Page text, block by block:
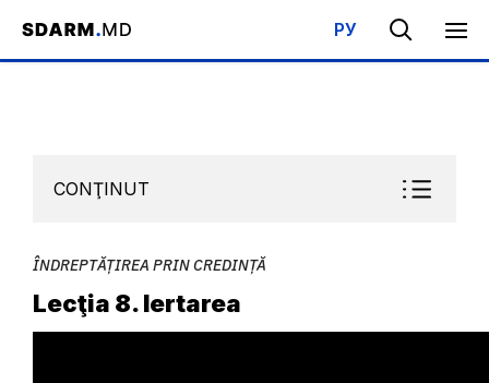
РУ
Acasa / Bibliotecă / Şcoala de Sabat / Îndreptățirea prin credință
CONŢINUT
ÎNDREPTĂȚIREA PRIN CREDINȚĂ
Lecţia 8. Iertarea